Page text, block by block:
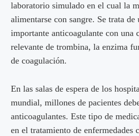
laboratorio simulado en el cual la
alimentarse con sangre. Se trata de
importante anticoagulante con una
relevante de trombina, la enzima
de coagulación.
En las salas de espera de los
mundial, millones de pacientes
anticoagulantes. Este tipo de
en el tratamiento de enfermedades